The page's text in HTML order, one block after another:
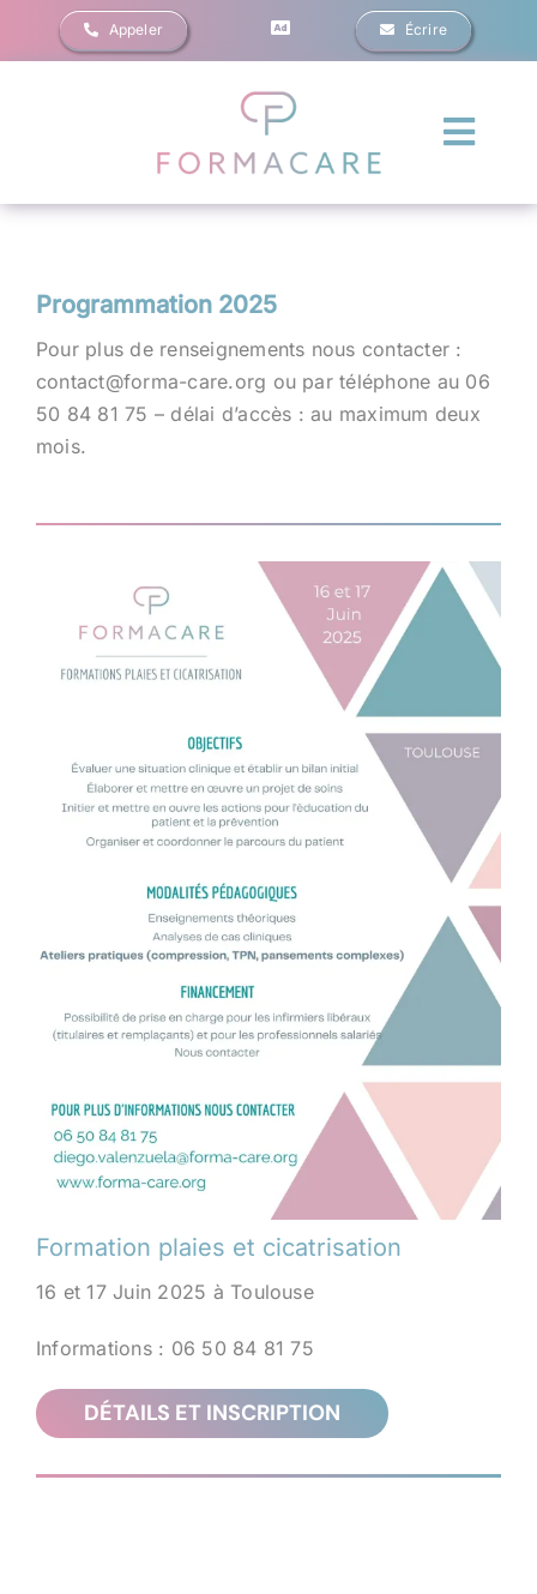
Passer
au
Appeler Écrire
Financements
Évènements
Blog
Programmation 2025
Pour plus de renseignements nous contacter :
contact@forma-care.org ou par téléphone au 06
50 84 81 75 – délai d’accès : au maximum deux
mois.
Formation plaies et cicatrisation
16 et 17 Juin 2025 à Toulouse
Informations : 06 50 84 81 75
DÉTAILS ET INSCRIPTION